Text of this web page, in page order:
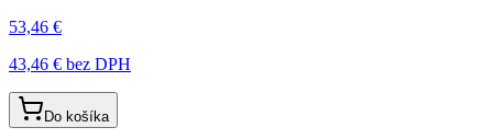
53,46 €
43,46 € bez DPH
Do košíka